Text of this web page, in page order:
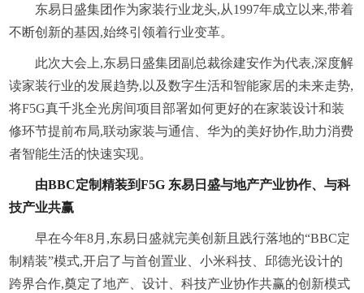
东易日盛集团作为家装行业龙头,从1997年成立以来,带着
不断创新的基因,始终引领着行业变革。
此次大会上,东易日盛集团副总裁徐建安作为代表,深度解
读家装行业的发展趋势,以及数字生活和智能家居的未来走势,
将F5G真千兆全光房间项目部署如何更好的在家装设计和装
修环节提前布局,联动家装与通信、华为的美好协作,助力消费
者智能生活的快速实现。
由BBC定制精装到F5G 东易日盛与地产产业协作、与科
技产业共赢
早在今年8月,东易日盛就完美创新且践行落地的“BBC定
制精装”模式,开启了与首创置业、小米科技、邱德光设计的
跨界合作,奠定了地产、设计、科技产业协作共赢的创新模式